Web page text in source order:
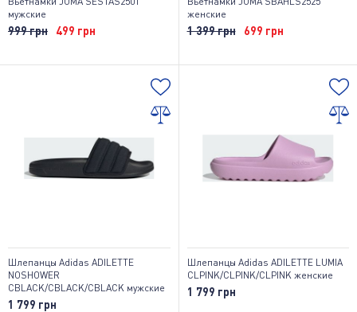
мужские
999 грн 499 грн
женские
1 399 грн 699 грн
Шлепанцы Adidas ADILETTE
NOSHOWER
CBLACK/CBLACK/CBLACK мужские
1 799 грн
Шлепанцы Adidas ADILETTE LUMIA
CLPINK/CLPINK/CLPINK женские
1 799 грн